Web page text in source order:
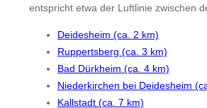
entspricht etwa der Luftlinie zwischen
Deidesheim (ca. 2 km)
Ruppertsberg (ca. 3 km)
Bad Dürkheim (ca. 4 km)
Niederkirchen bei Deidesheim
Kallstadt (ca. 7 km)